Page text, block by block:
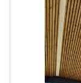
2025.03.16
Top "ブラフの
せコーナーに
2025.03.15
Top " Field